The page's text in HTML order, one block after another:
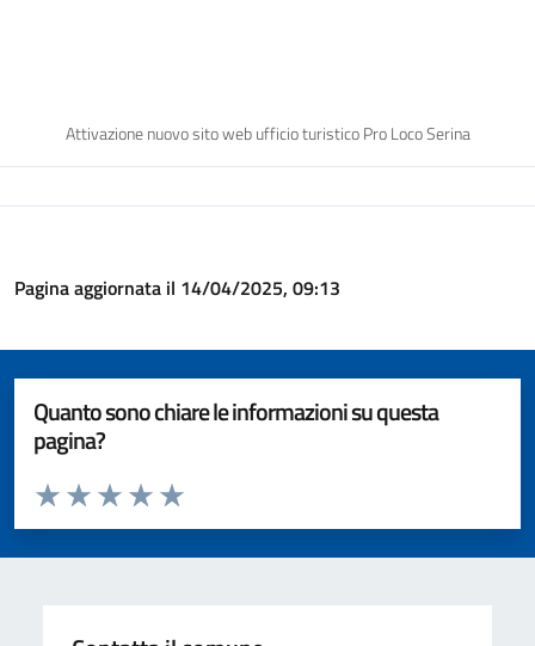
Attivazione nuovo sito web ufficio turistico Pro Loco Serina
Pagina aggiornata il 14/04/2025, 09:13
Quanto sono chiare le informazioni su questa
pagina?
Valuta da 1 a 5 stelle la pagina
Valuta 5 stelle su 5
Valuta 4 stelle su 5
Valuta 3 stelle su 5
Valuta 2 stelle su 5
Valuta 1 stelle su 5